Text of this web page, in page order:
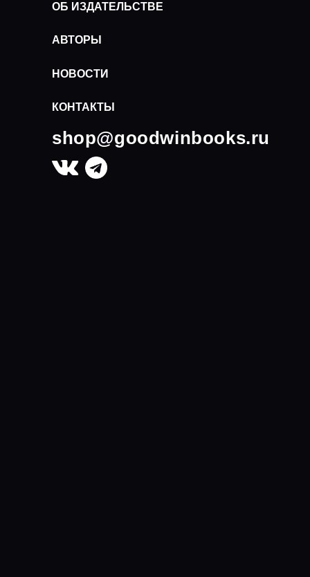
shop@goodwinbooks.ru
ОБ ИЗДАТЕЛЬСТВЕ
АВТОРЫ
НОВОСТИ
КОНТАКТЫ